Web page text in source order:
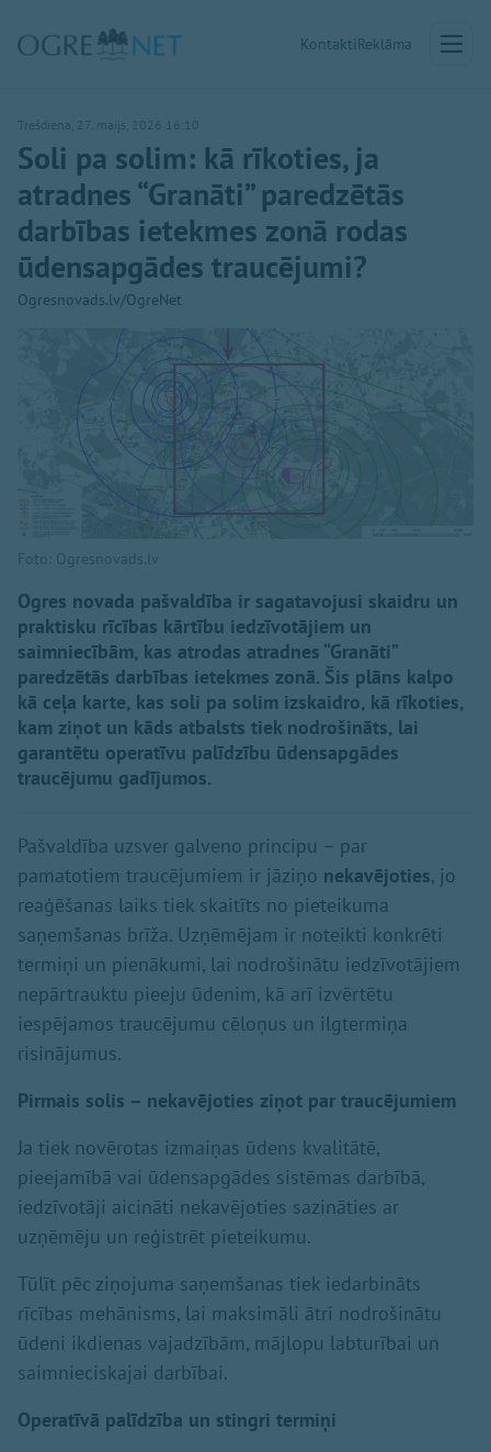
KontaktiReklāma
Trešdiena, 27. maijs, 2026 16:10
Soli pa solim: kā rīkoties, ja
atradnes “Granāti” paredzētās
darbības ietekmes zonā rodas
ūdensapgādes traucējumi?
Ogresnovads.lv/OgreNet
Foto: Ogresnovads.lv
Ogres novada pašvaldība ir sagatavojusi skaidru un
praktisku rīcības kārtību iedzīvotājiem un
saimniecībām, kas atrodas atradnes “Granāti”
paredzētās darbības ietekmes zonā. Šis plāns kalpo
kā ceļa karte, kas soli pa solim izskaidro, kā rīkoties,
kam ziņot un kāds atbalsts tiek nodrošināts, lai
garantētu operatīvu palīdzību ūdensapgādes
traucējumu gadījumos.
Pašvaldība uzsver galveno principu – par
pamatotiem traucējumiem ir jāziņo nekavējoties, jo
reaģēšanas laiks tiek skaitīts no pieteikuma
saņemšanas brīža. Uzņēmējam ir noteikti konkrēti
termiņi un pienākumi, lai nodrošinātu iedzīvotājiem
nepārtrauktu pieeju ūdenim, kā arī izvērtētu
iespējamos traucējumu cēloņus un ilgtermiņa
risinājumus.
Pirmais solis – nekavējoties ziņot par traucējumiem
Ja tiek novērotas izmaiņas ūdens kvalitātē,
pieejamībā vai ūdensapgādes sistēmas darbībā,
iedzīvotāji aicināti nekavējoties sazināties ar
uzņēmēju un reģistrēt pieteikumu.
Tūlīt pēc ziņojuma saņemšanas tiek iedarbināts
rīcības mehānisms, lai maksimāli ātri nodrošinātu
ūdeni ikdienas vajadzībām, mājlopu labturībai un
saimnieciskajai darbībai.
Operatīvā palīdzība un stingri termiņi